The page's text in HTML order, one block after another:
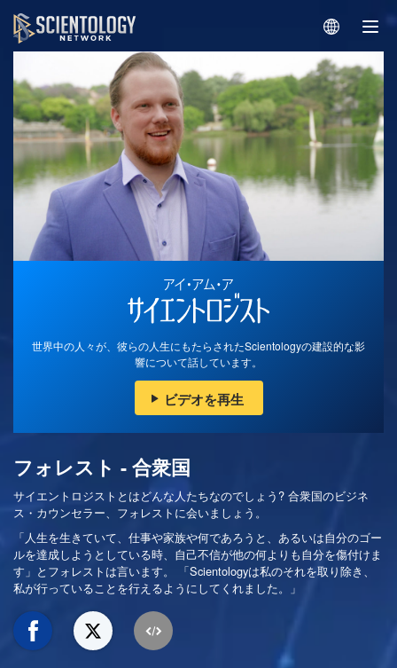
世界中の人々が、彼らの人生にもたらされたScientologyの建設的な影
響について話しています。
ビデオを再生
フォレスト - 合衆国
サイエントロジストとはどんな人たちなのでしょう? 合衆国のビジネ
ス・カウンセラー、フォレストに会いましょう。
「人生を生きていて、仕事や家族や何であろうと、あるいは自分のゴー
ルを達成しようとしている時、自己不信が他の何よりも自分を傷付けま
す」とフォレストは言います。 「Scientologyは私のそれを取り除き、
私が行っていることを行えるようにしてくれました。」